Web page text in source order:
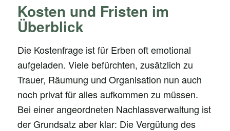
Kosten und Fristen im
Überblick
Die Kostenfrage ist für Erben oft emotional
aufgeladen. Viele befürchten, zusätzlich zu
Trauer, Räumung und Organisation nun auch
noch privat für alles aufkommen zu müssen.
Bei einer angeordneten Nachlassverwaltung ist
der Grundsatz aber klar: Die Vergütung des